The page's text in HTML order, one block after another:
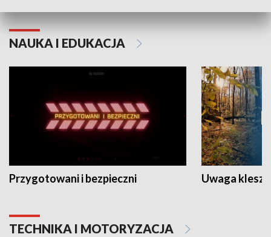
NAUKA I EDUKACJA
Przygotowani i bezpieczni Uwaga
TECHNIKA I MOTORYZACJA